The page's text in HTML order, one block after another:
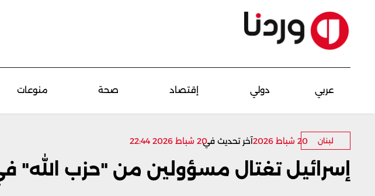
عربي دولي إقتصاد صحة منوعات
لبنان 20 شباط 2026 آخر تحديث في
20 شباط 2026 22:44
إسرائيل تغتال مسؤولين من "حزب الله"